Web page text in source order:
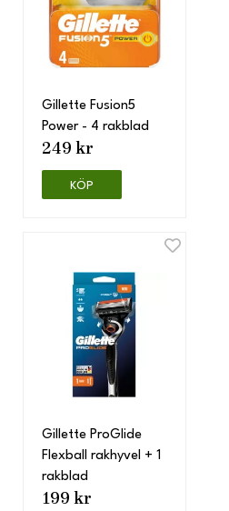
Gillette Fusion5
Power - 4 rakblad
249 kr
KÖP
Gillette ProGlide
Flexball rakhyvel + 1
rakblad
199 kr